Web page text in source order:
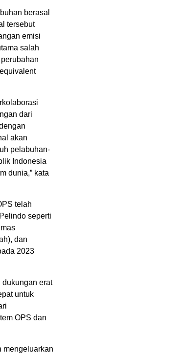
berasal
tersebut
emisi
salah
dari
akan
pelabuhan-
Indonesia
dunia,” kata
telah
seperti
dan
2023
dukungan erat
untuk
OPS dan
mengeluarkan